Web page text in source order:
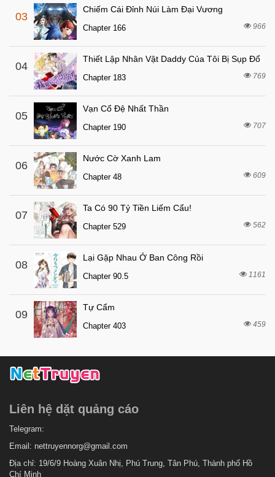
Chapter 13
Chapter 12
Chapter 11 7 tháng trước
Chapter 10 7 tháng trước
Chapter 9
Chapter 8 7 tháng trước
Chapter 7
Chapter 6 7 tháng trước
Chapter 5
Chapter 4
Chapter 3 7 tháng trước
Chapter 2
Chapter 1 7 tháng trước
03
Chiếm Cái Đỉnh Núi Làm Đại Vương
Chapter 166 966
04
Thiết Lập Nhân Vật Daddy Của Tôi Bị Sụp Đổ
Chapter 183 769
05
Vạn Cổ Đệ Nhất Thần
Chapter 190 707
06
Nước Cờ Xanh Lam
Chapter 48 609
07
Ta Có 90 Tỷ Tiền Liếm Cẩu!
Chapter 529 562
08
Lại Gặp Nhau Ở Ban Công Rồi
Chapter 90.5 1161
09
Tự Cẩm
Chapter 403 459
Liên hệ dặt quảng cáo
Telegram:
Email: nettruyennorg@gmail.com
Địa chỉ: 19/6/9 Hoàng Xuân Nhị, Phú Trung, Tân Phú, Thành phố Hồ
Chí Minh